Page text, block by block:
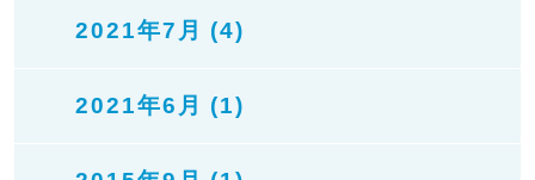
2021年7月 (4)
2021年6月 (1)